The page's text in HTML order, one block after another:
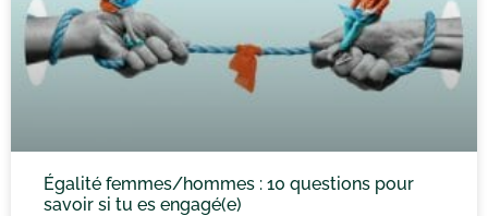
Égalité femmes/hommes : 10 questions pour
savoir si tu es engagé(e)